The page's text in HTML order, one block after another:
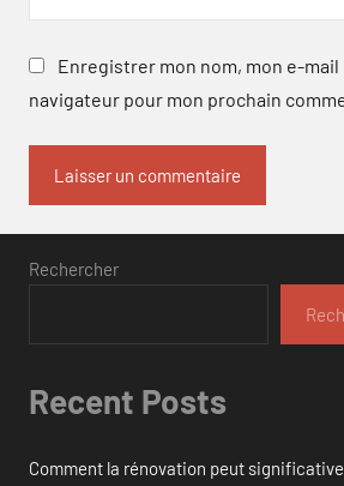
Enregistrer mon nom, mon e-
navigateur pour mon prochain
Rechercher
Recent Posts
Comment la rénovation peut